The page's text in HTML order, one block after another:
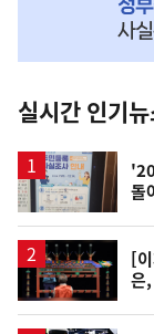
뉴
스
실시간 인기
돌
영
상
[
은